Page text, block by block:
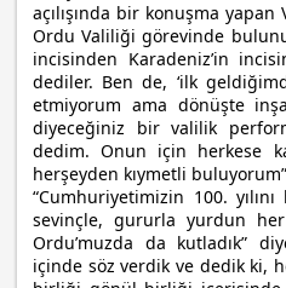
açılışında bir konuşma
Ordu Valiliği görevinde
incisinden Karadeniz’in
dediler. Ben de, ‘ilk
etmiyorum ama dönüşte
diyeceğiniz bir valilik
dedim. Onun için herkese
herşeyden kıymetli
“Cumhuriyetimizin 100.
sevinçle, gururla yurdun
Ordu’muzda da kutladık”
içinde söz verdik ve dedik ki,